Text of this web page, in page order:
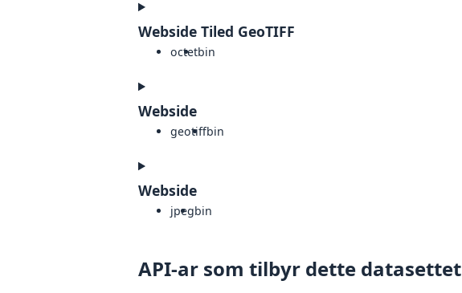
Webside Tiled GeoTIFF
octetbin
Webside
geotiffbin
Webside
jpegbin
API-ar som tilbyr dette datasettet